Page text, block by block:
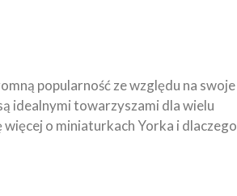
popularność ze względu na swoje
idealnymi towarzyszami dla wielu
o miniaturkach Yorka i dlaczego